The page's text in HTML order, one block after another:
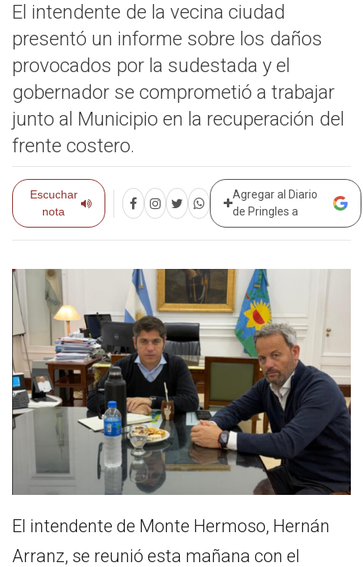
El intendente de la vecina ciudad
presentó un informe sobre los daños
provocados por la sudestada y el
gobernador se comprometió a trabajar
junto al Municipio en la recuperación del
frente costero.
Escuchar
nota
Agregar al Diario
de Pringles a
El intendente de Monte Hermoso, Hernán
Arranz, se reunió esta mañana con el